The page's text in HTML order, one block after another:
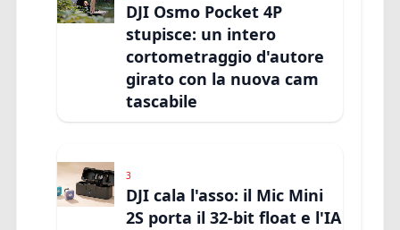
DJI Osmo Pocket 4P
stupisce: un intero
cortometraggio d'autore
girato con la nuova cam
tascabile
3
DJI cala l'asso: il Mic Mini
2S porta il 32-bit float e l'IA